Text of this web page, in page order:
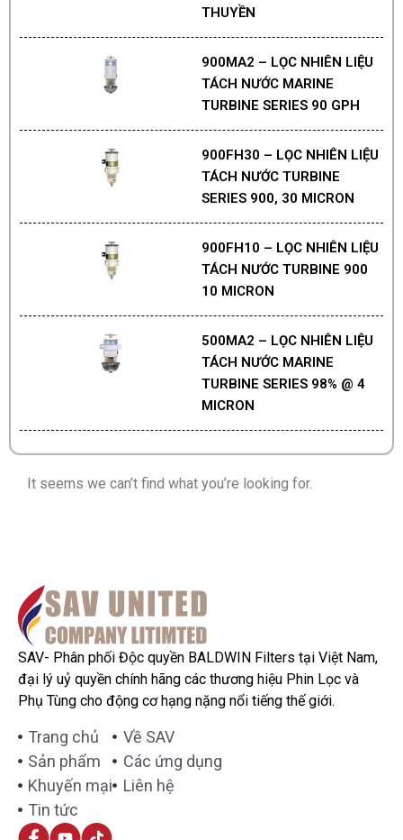
THUYỀN
900MA2 – LỌC NHIÊN LIỆU
TÁCH NƯỚC MARINE
TURBINE SERIES 90 GPH
900FH30 – LỌC NHIÊN LIỆU
TÁCH NƯỚC TURBINE
SERIES 900, 30 MICRON
900FH10 – LỌC NHIÊN LIỆU
TÁCH NƯỚC TURBINE 900
10 MICRON
500MA2 – LỌC NHIÊN LIỆU
TÁCH NƯỚC MARINE
TURBINE SERIES 98% @ 4
MICRON
It seems we can’t find what you’re looking for.
SAV- Phân phối Độc quyền BALDWIN Filters tại Việt Nam,
đại lý uỷ quyền chính hãng các thương hiệu Phin Lọc và
Phụ Tùng cho động cơ hạng nặng nổi tiếng thế giới.
Trang chủ
Sản phẩm
Khuyến mại
Tin tức
Về SAV
Các ứng dụng
Liên hệ